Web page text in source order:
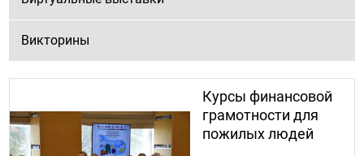
Викторины
Курсы финансовой
грамотности для
пожилых людей